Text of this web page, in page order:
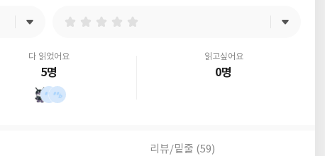
다 읽었어요
5명
읽고싶어요
0명
리뷰/밑줄 (59)